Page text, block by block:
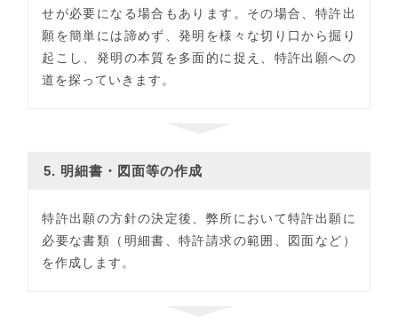
せが必要になる場合もあります。その場合、特許出
願を簡単には諦めず、発明を様々な切り口から掘り
起こし、発明の本質を多面的に捉え、特許出願への
道を探っていきます。
5. 明細書・図面等の作成
特許出願の方針の決定後、弊所において特許出願に
必要な書類（明細書、特許請求の範囲、図面など）
を作成します。